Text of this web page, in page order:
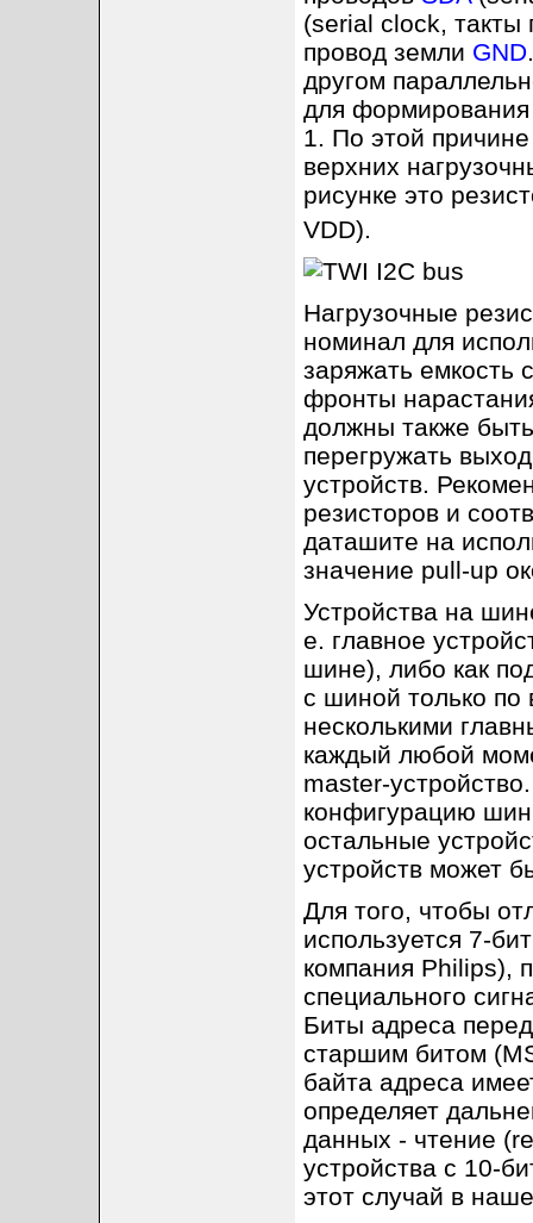
(serial clock, такты
провод земли GND
другом
для формирования
1. По этой
верхних
рисунке это
VDD).
Нагрузочные
номинал для
заряжать емкость
фронты
должны также
перегружать
устройств.
резисторов и
даташите на
значение pull-up
Устройства на
е. главное
шине), либо как
с шиной только по
несколькими
каждый любой
master-
конфигурацию
остальные
устройств может
Для того, чтобы
используется 7-
компания Philips),
специального
Биты адреса
старшим битом
байта адреса
определяет
данных - чтение
устройства с 10-
этот случай в